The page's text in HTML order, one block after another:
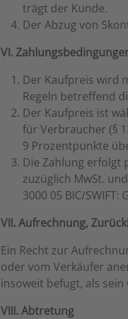
trägt der Kunde.
Der Abzug von
VI.
Der Kaufpreis wird
Regeln betreffend
Der Kaufpreis ist
für Verbraucher (§
9 Prozentpunkte
Die Zahlung erfolgt
zuzüglich MwSt.
3000 05 BIC/SWIFT:
VII. Aufrechnung,
Ein Recht zur
oder vom Verkäufer
insoweit befugt, als
VIII. Abtretung